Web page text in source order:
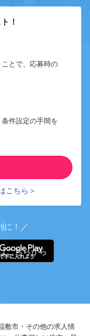
！
とで、応募時の
件設定の手間を
こちら＞
に！／
こちらから
敷市・その他の求人情